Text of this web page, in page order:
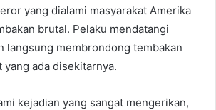
yang dialami masyarakat Amerika
brutal. Pelaku mendatangi
langsung membrondong tembakan
yang ada disekitarnya.
kejadian yang sangat mengerikan,